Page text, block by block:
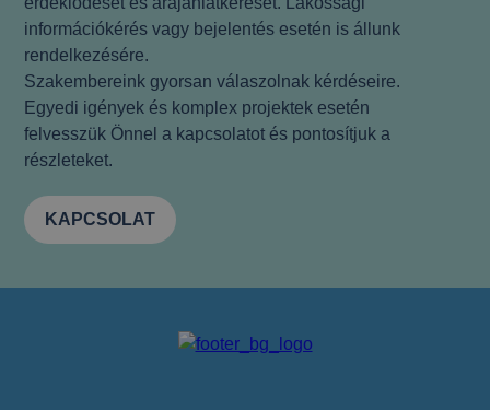
információkérés vagy bejelentés esetén is állunk
rendelkezésére.
Szakembereink gyorsan válaszolnak kérdéseire.
Egyedi igények és komplex projektek esetén
felvesszük Önnel a kapcsolatot és pontosítjuk a
részleteket.
KAPCSOLAT